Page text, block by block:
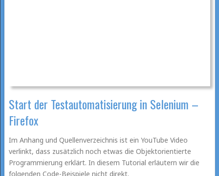
Start der Testautomatisierung in Selenium –
Firefox
Im Anhang und Quellenverzeichnis ist ein YouTube Video
verlinkt, dass zusätzlich noch etwas die Objektorientierte
Programmierung erklärt. In diesem Tutorial erläutern wir die
folgenden Code-Beispiele nicht direkt.